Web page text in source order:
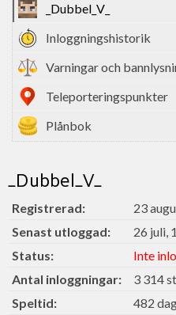
_Dubbel_V_
Inloggningshistorik
Varningar och
Teleporteringspunkter
Plånbok
_Dubbel_V_
Registrerad:
23
Senast utloggad:
26 juli,
Status:
Inte
Antal inloggningar:
3 314
Speltid:
482